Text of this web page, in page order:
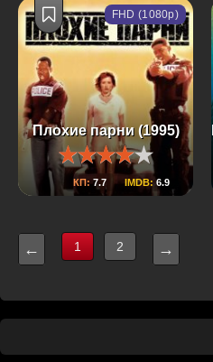
Плохие парни (1995)
КП:7.7 IMDB: 6.9
FHD (1080p)
← 1 2 →